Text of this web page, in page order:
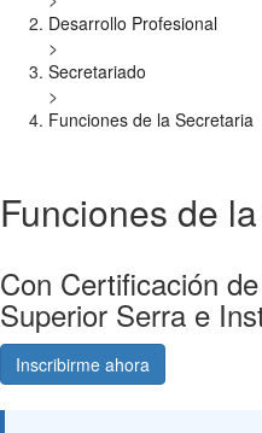
Desarrollo Profesional
>
Secretariado
>
Funciones de la Secretaria
Funciones de
Con Certificación
Superior Serra e
Inscribirme ahora